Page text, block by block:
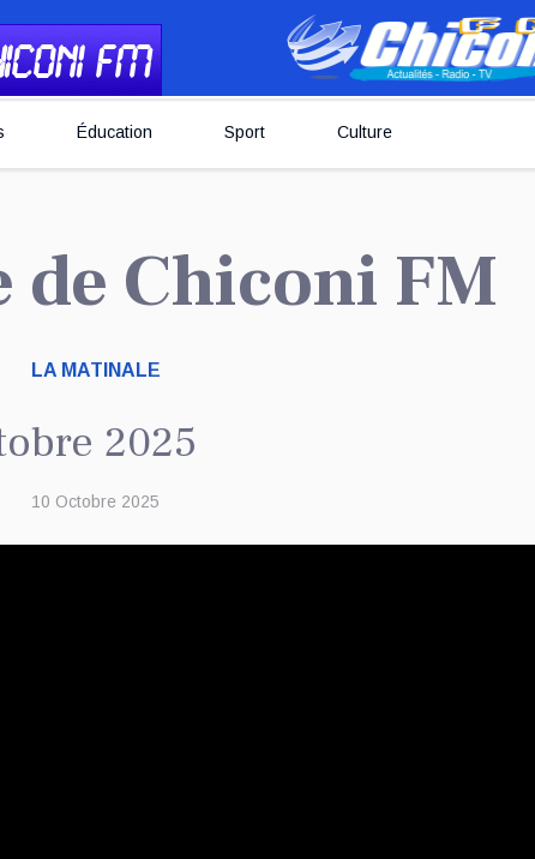
Éducation Sport Culture
de Chiconi FM
LA MATINALE
2025
10 Octobre 2025